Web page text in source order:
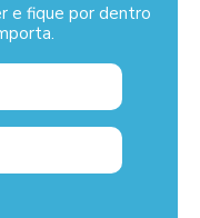
e fique por dentro